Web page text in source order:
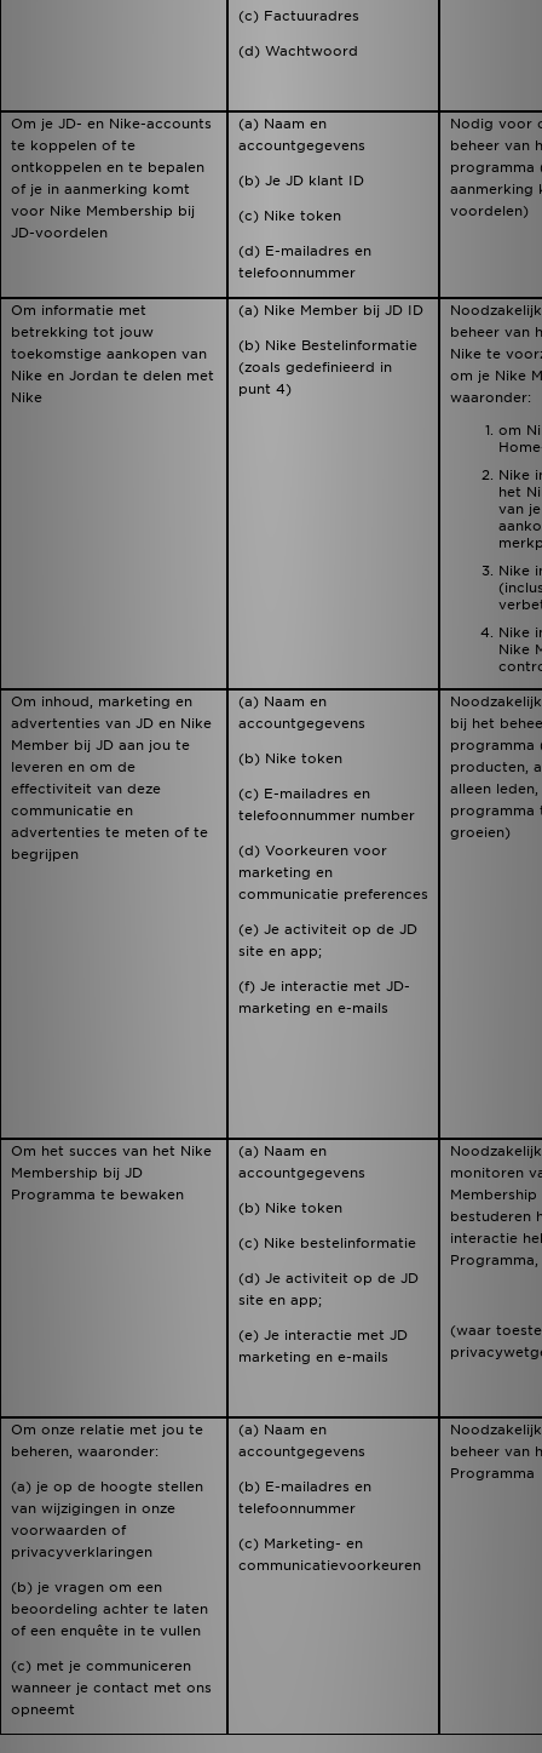
(c) Factuuradres
(d) Wachtwoord
Om je JD- en Nike-accounts
te koppelen of te
ontkoppelen en te bepalen
of je in aanmerking komt
voor Nike Membership bij
JD-voordelen
(a) Naam en
accountgegevens
(b) Je JD klant ID
(c) Nike token
(d) E-mailadres en
telefoonnummer
Nodig voor
beheer van
programma
aanmerking
voordelen)
Om informatie met
betrekking tot jouw
toekomstige aankopen van
Nike en Jordan te delen met
Nike
(a) Nike Member bij JD ID
(b) Nike Bestelinformatie
(zoals gedefinieerd in
punt 4)
beheer van
Nike te
om je Nike
waaronder:
om
Nike
het
van
Nike
Nike
Nike
Om inhoud, marketing en
advertenties van JD en Nike
Member bij JD aan jou te
leveren en om de
effectiviteit van deze
communicatie en
advertenties te meten of te
begrijpen
(a) Naam en
accountgegevens
(b) Nike token
(c) E-mailadres en
telefoonnummer number
(d) Voorkeuren voor
marketing en
communicatie preferences
(e) Je activiteit op de JD
site en app;
(f) Je interactie met JD-
marketing en e-mails
bij het
programma
producten,
alleen
programma
groeien)
Om het succes van het Nike
Membership bij JD
Programma te bewaken
(a) Naam en
accountgegevens
(b) Nike token
(c) Nike bestelinformatie
(d) Je activiteit op de JD
site en app;
(e) Je interactie met JD
marketing en e-mails
monitoren
bestuderen
interactie
(waar
Om onze relatie met jou te
beheren, waaronder:
(a) je op de hoogte stellen
van wijzigingen in onze
voorwaarden of
privacyverklaringen
(b) je vragen om een
beoordeling achter te laten
of een enquête in te vullen
(c) met je communiceren
wanneer je contact met ons
opneemt
(a) Naam en
accountgegevens
(b) E-mailadres en
telefoonnummer
(c) Marketing- en
communicatievoorkeuren
beheer van
Programma